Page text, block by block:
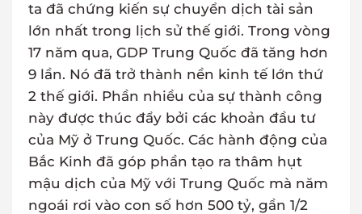
ta đã chứng kiến sự chuyển dịch tài sản
lớn nhất trong lịch sử thế giới. Trong vòng
17 năm qua, GDP Trung Quốc đã tăng hơn
9 lần. Nó đã trở thành nền kinh tế lớn thứ
2 thế giới. Phần nhiều của sự thành công
này được thúc đẩy bởi các khoản đầu tư
của Mỹ ở Trung Quốc. Các hành động của
Bắc Kinh đã góp phần tạo ra thâm hụt
mậu dịch của Mỹ với Trung Quốc mà năm
ngoái rơi vào con số hơn 500 tỷ, gần 1/2